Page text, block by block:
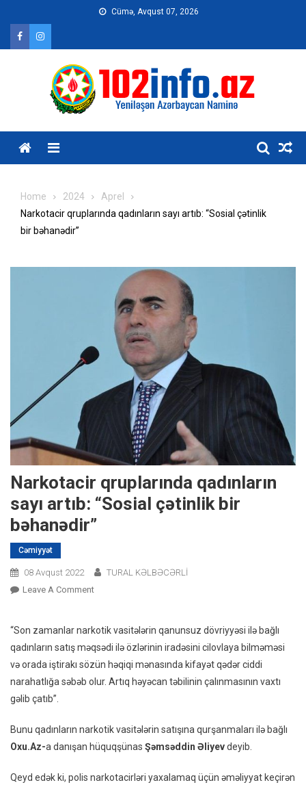
content
Cümə, Avqust 07, 2026
Home 2024
Aprel
Narkotacir qruplarında qadınların sayı artıb: “Sosial çətinlik
bir bəhanədir”
Narkotacir qruplarında qadınların
sayı artıb: “Sosial çətinlik bir
bəhanədir”
Cəmiyyət
08 Avqust 2022
TURAL KƏLBƏCƏRLİ
Leave A CommentOn
Qadınların
Sayı
Artıb:
“Sosial
Bəhanədir”
“Son zamanlar narkotik vasitələrin qanunsuz dövriyyəsi ilə bağlı
qadınların satış məqsədi ilə özlərinin iradəsini cilovlaya bilməməsi
və orada iştirakı sözün həqiqi mənasında kifayət qədər ciddi
narahatlığa səbəb olur. Artıq həyəcan təbilinin çalınmasının vaxtı
gəlib çatıb”.
Bunu qadınların narkotik vasitələrin satışına qurşanmaları ilə bağlı
Oxu.Az-a danışan hüquqşünas Şəmsəddin Əliyevdeyib.
Qeyd edək ki, polis narkotacirləri yaxalamaq üçün əməliyyat keçirən